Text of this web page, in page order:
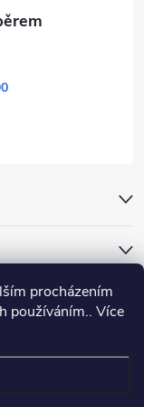
procházením
používáním.. Více